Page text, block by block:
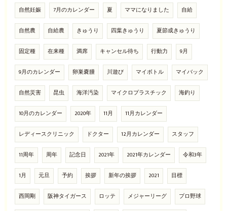
自然妊娠 7月のカレンダー 夏 ママになりました 自給
自然農 自給農 きゅうり 四葉きゅうり 夏節成きゅうり
固定種 在来種 満席 キャンセル待ち 行動力 9月
9月のカレンダー 卵巣嚢腫 川遊び マイボトル マイバック
自然災害 昆虫 海洋汚染 マイクロプラスチック 海釣り
10月のカレンダー 2020年 11月 11月カレンダー
レディースクリニック ドクター 12月カレンダー スタッフ
11周年 周年 記念日 2021年 2021年カレンダー 令和3年
1月 元旦 予約 挨拶 新年の挨拶 2021 目標
西岡剛 阪神タイガース ロッテ メジャーリーグ プロ野球